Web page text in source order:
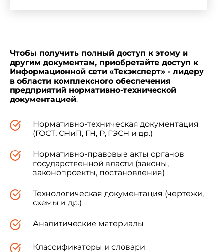
Чтобы получить полный доступ к этому и
другим документам, приобретайте доступ к
Информационной сети «Техэксперт» - лидеру
в области комплексного обеспечения
предприятий нормативно-технической
документацией.
Нормативно-техническая документация
(ГОСТ, СНиП, ГН, Р, ГЭСН и др.)
Нормативно-правовые акты органов
государственной власти (законы,
законопроекты, постановления)
Технологическая документация (чертежи,
схемы и др.)
Аналитические материалы
Классификаторы и словари